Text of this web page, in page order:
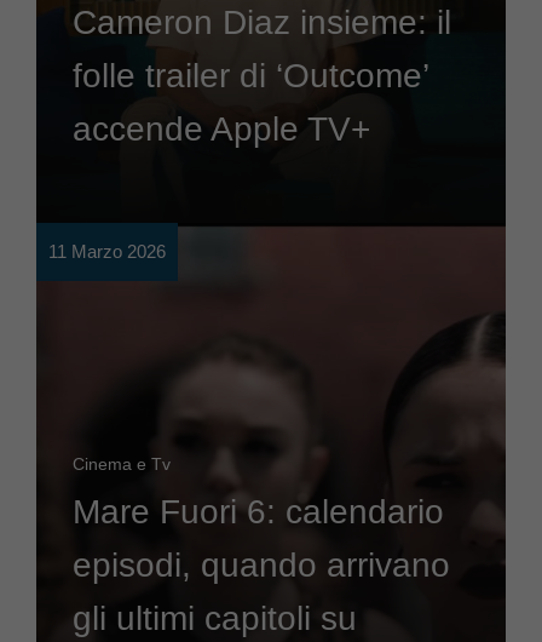
Cameron Diaz insieme: il
folle trailer di ‘Outcome’
accende Apple TV+
11 Marzo 2026
Cinema e Tv
Mare Fuori 6: calendario
episodi, quando arrivano
gli ultimi capitoli su